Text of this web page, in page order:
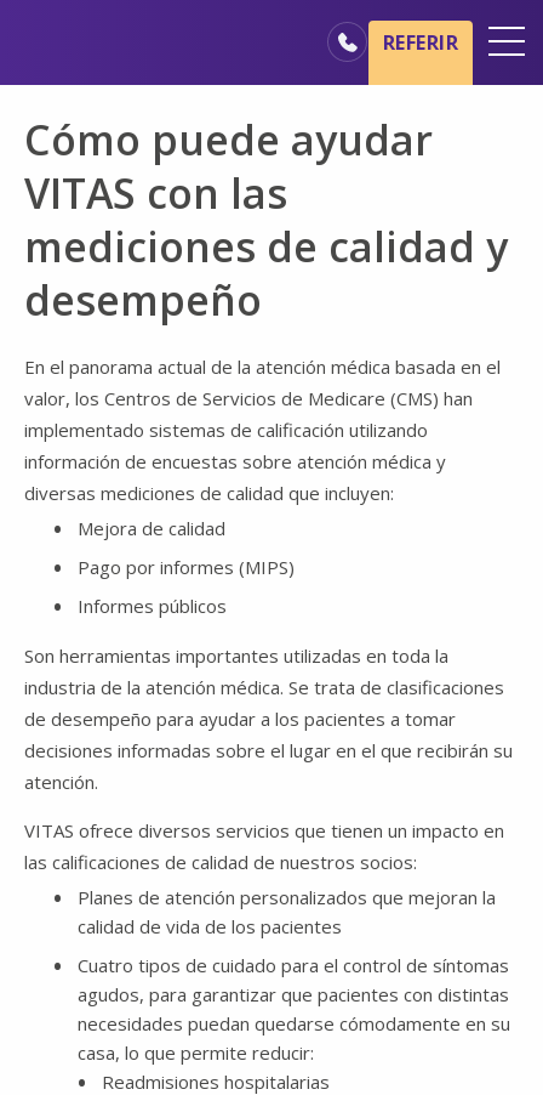
Básicos del cuidado de hospicio
Nuestros servicios
Profesionales médicos
Familiares y cuidadores
REFERIR
Cómo puede ayudar
VITAS con las
mediciones de calidad y
desempeño
En el panorama actual de la atención médica basada en el
valor, los Centros de Servicios de Medicare (CMS) han
implementado sistemas de calificación utilizando
información de encuestas sobre atención médica y
diversas mediciones de calidad que incluyen:
Mejora de calidad
Pago por informes (MIPS)
Informes públicos
Son herramientas importantes utilizadas en toda la
industria de la atención médica. Se trata de clasificaciones
de desempeño para ayudar a los pacientes a tomar
decisiones informadas sobre el lugar en el que recibirán su
atención.
VITAS ofrece diversos servicios que tienen un impacto en
las calificaciones de calidad de nuestros socios:
Planes de atención personalizados que mejoran la
calidad de vida de los pacientes
Cuatro tipos de cuidado para el control de síntomas
agudos, para garantizar que pacientes con distintas
necesidades puedan quedarse cómodamente en su
casa, lo que permite reducir:
Readmisiones hospitalarias